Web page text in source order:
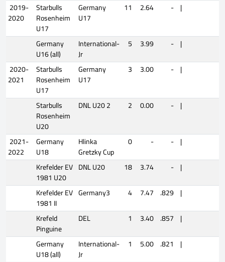
2019-
2020
Starbulls
Rosenheim
U17
Germany
U17
11 2.64 - |
Germany
U16 (all)
International-
Jr
5 3.99 - |
2020-
2021
Starbulls
Rosenheim
U17
Germany
U17
3 3.00 - |
Starbulls
Rosenheim
U20
DNL U20 2 2 0.00 - |
2021-
2022
Germany
U18
Hlinka
Gretzky Cup
0 - - |
Krefelder EV
1981 U20
DNL U20 18 3.74 - |
Krefelder EV
1981 II
Germany3 4 7.47 .829 |
Krefeld
Pinguine
DEL 1 3.40 .857 |
Germany
U18 (all)
International-
Jr
1 5.00 .821
|